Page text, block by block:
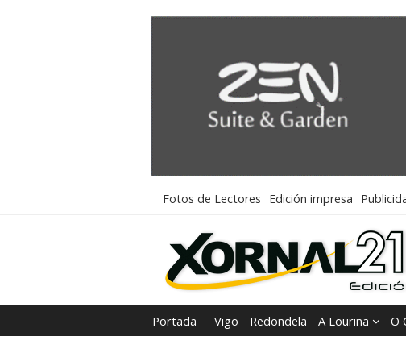
Fotos de Lectores Edición impresa
Portada Vigo Redondela A Louriña O